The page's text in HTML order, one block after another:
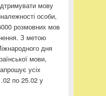
мову
особи,
розмовних мов
З метою
дня
мови,
усіх
по 25.02 у